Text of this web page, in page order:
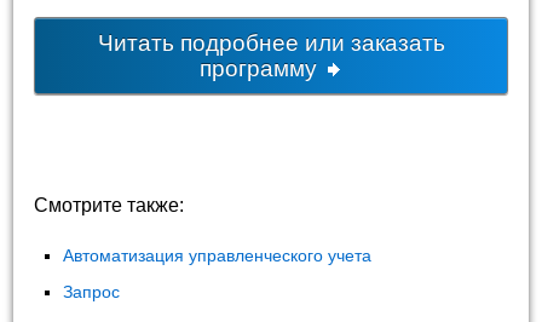
Читать подробнее или заказать
программу
Смотрите также:
Автоматизация управленческого учета
Запрос